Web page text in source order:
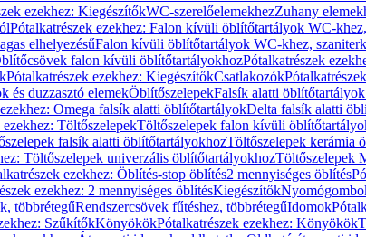
ezekhez: KiegészítőkWC-szerelőelemekhezZuhany
Pótalkatrészek ezekhez: Falon kívüli öblítőtartályok WC-
elhelyezésűFalon kívüli öblítőtartályok WC-khez,
falon kívüli öblítőtartályokhozPótalkatrészek
Pótalkatrészek ezekhez: KiegészítőkCsatlakozók
és duzzasztó elemekÖblítőszelepekFalsík alatti öblítőtartályok
Omega falsík alatti öblítőtartályokDelta falsík alatti
TöltőszelepekTöltőszelepek falon kívüli
falsík alatti öblítőtartályokhozTöltőszelepek kerámia
Töltőszelepek univerzális öblítőtartályokhozTöltőszelepek
ezekhez: Öblítés-stop öblítés2 mennyiséges öblítés
ezekhez: 2 mennyiséges öblítésKiegészítők
többrétegűRendszercsövek fűtéshez, többrétegűIdomok
SzűkítőkKönyökökPótalkatrészek ezekhez: Könyökök